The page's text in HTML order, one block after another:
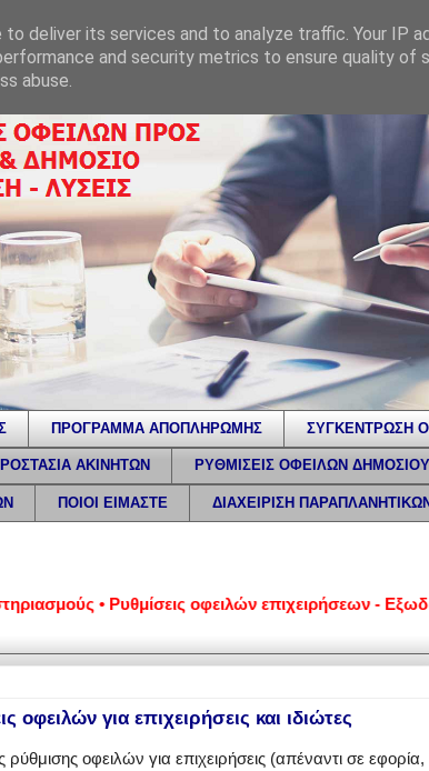
ΠΡΟΓΡΑΜΜΑ ΑΠΟΠΛΗΡΩΜΗΣ ΣΥΓΚΕΝΤΡΩΣΗ
ΑΚΙΝΗΤΩΝ ΡΥΘΜΙΣΕΙΣ ΟΦΕΙΛΩΝ ΔΗΜΟΣΙΟΥ
ΠΟΙΟΙ ΕΙΜΑΣΤΕ ΔΙΑΧΕΙΡΙΣΗ
οφειλών επιχειρήσεων -
οφειλών για επιχειρήσεις και ιδιώτες
οφειλών για επιχειρήσεις (απέναντι σε εφορία,
deliver its services and to analyze traffic. Your IP
and security metrics to ensure quality of
abuse.